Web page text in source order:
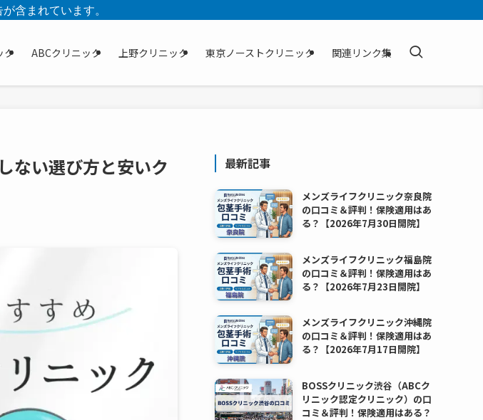
含まれています。
ク ABCクリニック 上野クリニック 東京ノーストクリニック 関連リンク集
ない選び方と安いク
最新記事
メンズライフクリニック奈良院
の口コミ＆評判！保険適用はあ
る？【2026年7月30日開院】
メンズライフクリニック福島院
の口コミ＆評判！保険適用はあ
る？【2026年7月23日開院】
メンズライフクリニック沖縄院
の口コミ＆評判！保険適用はあ
る？【2026年7月17日開院】
BOSSクリニック渋谷（ABCク
リニック認定クリニック）の口
コミ＆評判！保険適用はある？